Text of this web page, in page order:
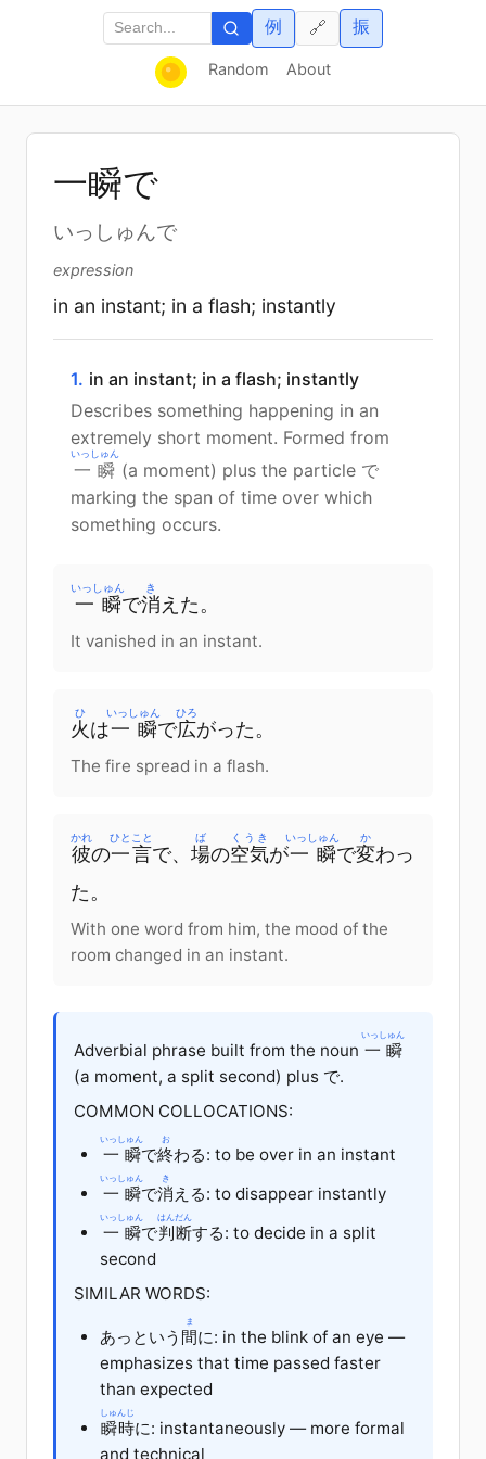
Random About
例 振
🔗
一瞬で
いっしゅんで
expression
in an instant; in a flash; instantly
1. in an instant; in a flash; instantly
Describes something happening in an
extremely short moment. Formed from
一瞬
いっしゅん
(a moment) plus the particle で
marking the span of time over which
something occurs.
一瞬
いっしゅん
で消
き
えた。
It vanished in an instant.
火
ひ
は一瞬
いっしゅん
で広
ひろ
がった。
The fire spread in a flash.
彼
かれ
の一言
ひとこと
で、 場
ば
の空気
くうき
が一瞬
いっしゅん
で変
か
わっ
た。
With one word from him, the mood of the
room changed in an instant.
Adverbial phrase built from the noun 一瞬
いっしゅん
(a moment, a split second) plus で.
COMMON COLLOCATIONS:
一瞬
いっしゅん
で終
お
わる: to be over in an instant
一瞬
いっしゅん
で消
き
える: to disappear instantly
一瞬
いっしゅん
で判断
はんだん
する: to decide in a split
second
SIMILAR WORDS:
あっという 間
ま
に: in the blink of an eye —
emphasizes that time passed faster
than expected
瞬時
しゅんじ
に: instantaneously — more formal
and technical